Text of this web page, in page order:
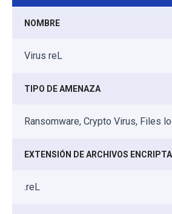
NOMBRE
Virus reL
TIPO DE AMENAZA
Ransomware, Crypto Virus, Files
EXTENSIÓN DE ARCHIVOS
.reL